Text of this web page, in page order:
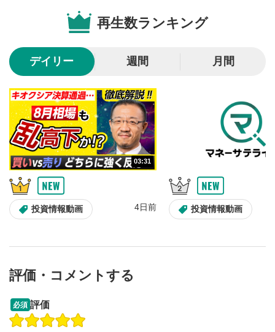
スライダーを上下すると音量が調整できます。
8
全画面表示
動画が全画面で表示されます。再度クリックすると元
のサイズに戻ります。
再生数ランキング
デイリー 週間 月間
03:31
投資情報動画 4日前 投資情報動画
操作説明動画
評価・コメントする
必須 評価